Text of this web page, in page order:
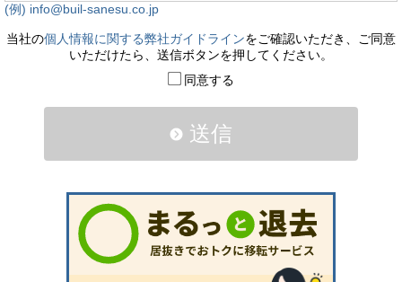
(例) info@buil-sanesu.co.jp
当社の個人情報に関する弊社ガイドラインをご確認いただき、ご同意
いただけたら、送信ボタンを押してください。
同意する
送信